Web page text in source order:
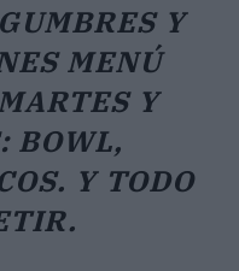
Y
MENÚ
Y
BOWL,
Y TODO